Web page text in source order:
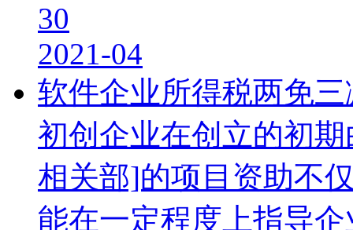
30
2021-04
软件企业所得税两免
初创企业在创立的初
相关部]的项目资助不
能在一定程度上指导